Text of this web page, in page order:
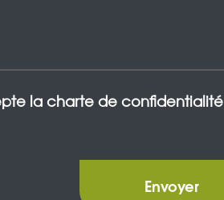
la charte de confidentialité